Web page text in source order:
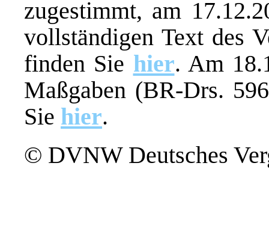
zugestimmt, am
vollständigen Text des
finden Sie hier. Am
Maßgaben (BR-Drs.
Sie hier.